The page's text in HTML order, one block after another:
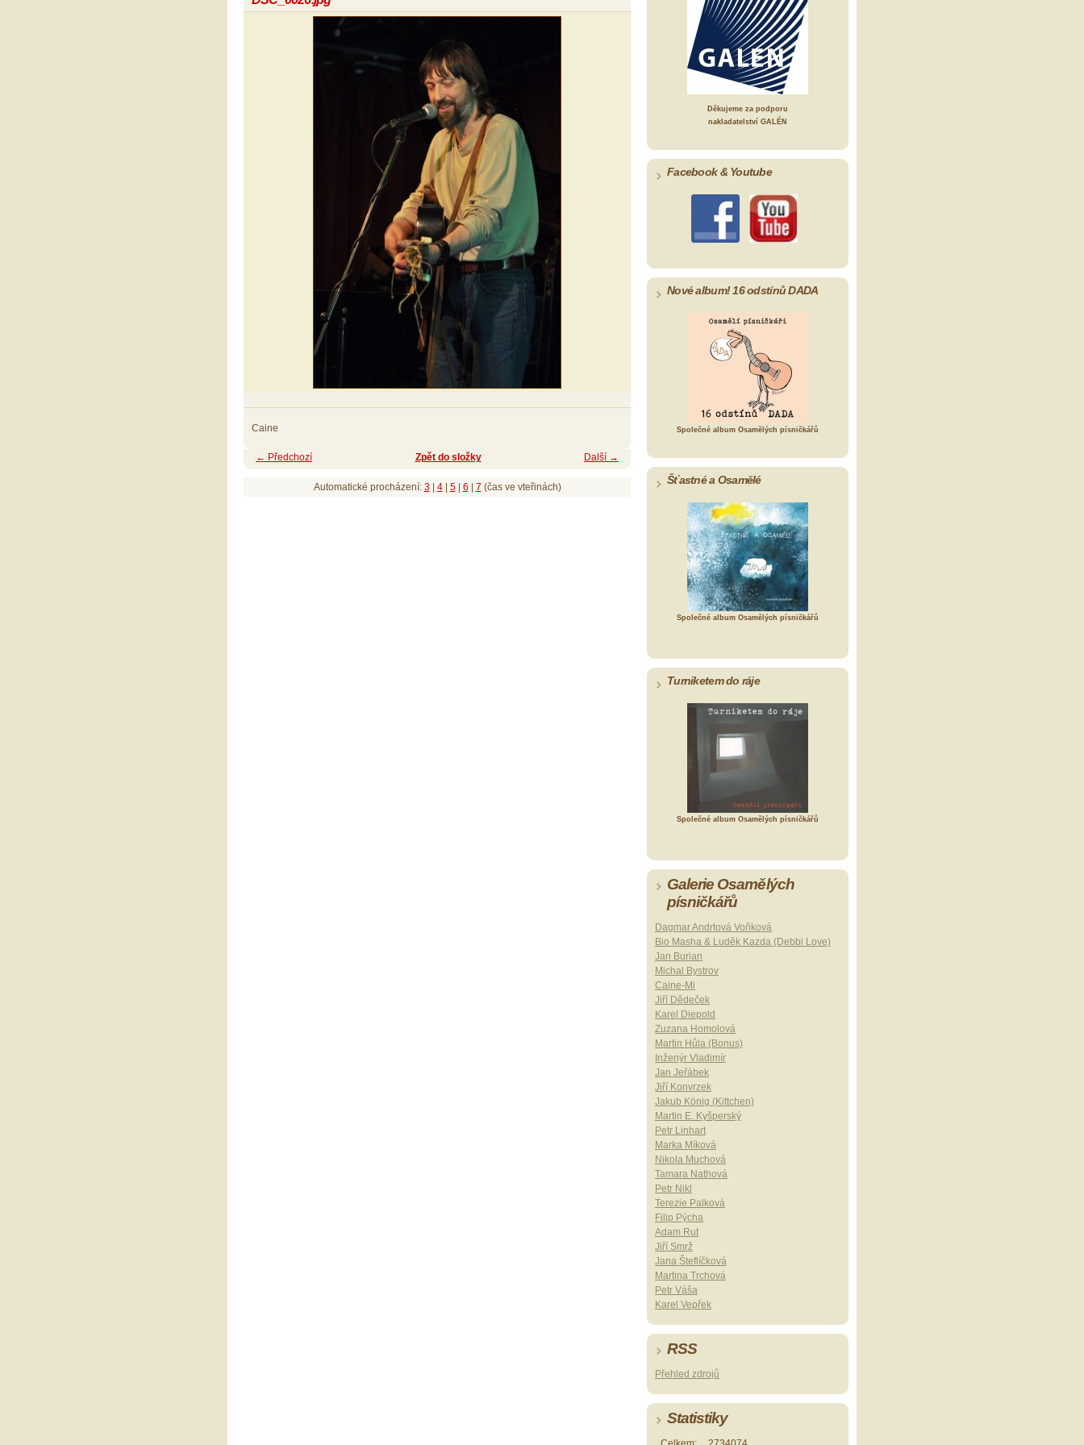
Caine
← Předchozí Další →
Zpět do složky
Automatické procházení: 3| 4| 5| 6 7 (čas ve vteřinách)
Děkujeme za podporu
nakladatelství GALÉN
Facebook & Youtube
Nové album! 16 odstínů DADA
Společné album Osamělých písničkářů
Šťastné a Osamělé
Společné album Osamělých písničkářů
Turniketem do ráje
Společné album Osamělých písničkářů
Galerie Osamělých
písničkářů
Dagmar Andrtová Voňková
Bio Masha & Luděk Kazda (Debbi Love)
Jan Burian
Michal Bystrov
Caine-Mi
Jiří Dědeček
Karel Diepold
Zuzana Homolová
Martin Hůla (Bonus)
Inženýr Vladimír
Jan Jeřábek
Jiří Konvrzek
Jakub König (Kittchen)
Martin E. Kyšperský
Petr Linhart
Marka Míková
Nikola Muchová
Tamara Nathová
Petr Nikl
Terezie Palková
Filip Pýcha
Adam Rut
Jiří Smrž
Jana Šteflíčková
Martina Trchová
Petr Váša
Karel Vepřek
RSS
Přehled zdrojů
Statistiky